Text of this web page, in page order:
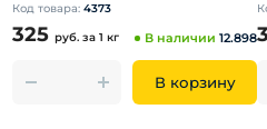
Код товара: 4373
325 руб. за 1 кг В наличии 12.898
В корзину